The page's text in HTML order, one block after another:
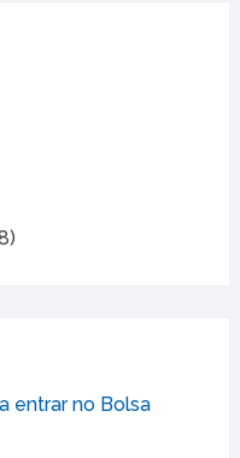
entrar no Bolsa